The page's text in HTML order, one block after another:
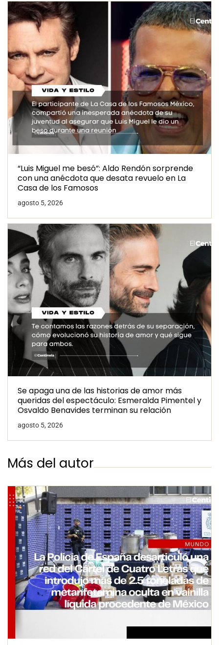
“Luis Miguel me besó”: Aldo Rendón sorprende
con una anécdota que desata revuelo en La
Casa de los Famosos
agosto 5, 2026
Se apaga una de las historias de amor más
queridas del espectáculo: Esmeralda Pimentel y
Osvaldo Benavides terminan su relación
agosto 5, 2026
Más del autor